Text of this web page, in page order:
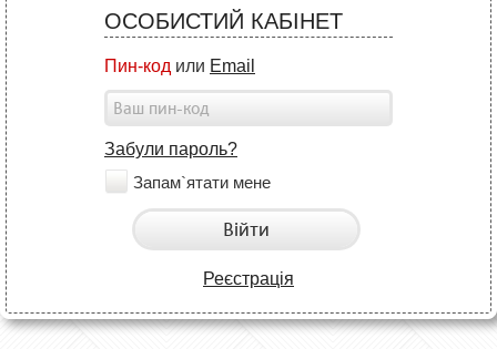
ОСОБИСТИЙ КАБІНЕТ
Пин-код или Email
Забули пароль?
Запам`ятати мене
Війти
Реєстрація